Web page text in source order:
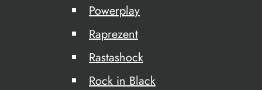
Powerplay
Raprezent
Rastashock
Rock in Black